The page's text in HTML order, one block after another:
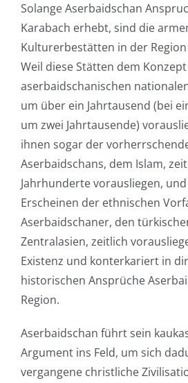
Solange Aserbaidschan
Karabach erhebt, sind die
Kulturerbestätten in der
Weil diese Stätten dem
aserbaidschanischen
um über ein Jahrtausend (bei
um zwei Jahrtausende)
ihnen sogar der
Aserbaidschans, dem Islam,
Jahrhunderte vorausliegen,
Erscheinen der ethnischen
Aserbaidschaner, den
Zentralasien, zeitlich
Existenz und konterkariert in
historischen Ansprüche
Region.
Aserbaidschan führt sein
Argument ins Feld, um sich
vergangene christliche